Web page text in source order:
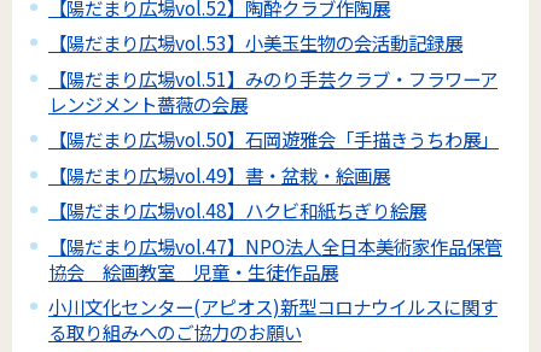
【陽だまり広場vol.52】陶酔クラブ作陶展
【陽だまり広場vol.53】小美玉生物の会活動記録展
【陽だまり広場vol.51】みのり手芸クラブ・フラワーア
レンジメント薔薇の会展
【陽だまり広場vol.50】石岡遊雅会「手描きうちわ展」
【陽だまり広場vol.49】書・盆栽・絵画展
【陽だまり広場vol.48】ハクビ和紙ちぎり絵展
【陽だまり広場vol.47】NPO法人全日本美術家作品保管
協会 絵画教室 児童・生徒作品展
小川文化センター(アピオス)新型コロナウイルスに関す
る取り組みへのご協力のお願い